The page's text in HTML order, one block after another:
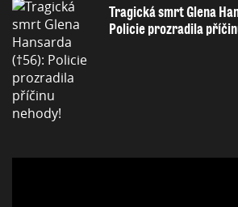
Tragická smrt Glena
Policie prozradila